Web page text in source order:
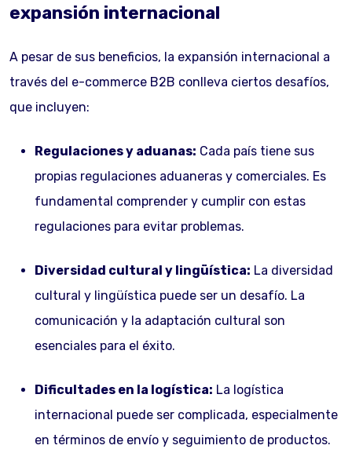
expansión internacional
A pesar de sus beneficios, la expansión internacional a
través del e-commerce B2B conlleva ciertos desafíos,
que incluyen:
Regulaciones y aduanas: Cada país tiene sus
propias regulaciones aduaneras y comerciales. Es
fundamental comprender y cumplir con estas
regulaciones para evitar problemas.
Diversidad cultural y lingüística: La diversidad
cultural y lingüística puede ser un desafío. La
comunicación y la adaptación cultural son
esenciales para el éxito.
Dificultades en la logística: La logística
internacional puede ser complicada, especialmente
en términos de envío y seguimiento de productos.